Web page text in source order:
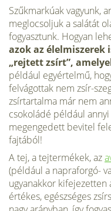
Szűkmarkúak vagyunk,
meglocsoljuk a sa­látát
fogyasztunk. Hogyan
azok az
„rejtett zsírt”,
például egyértelmű,
felvágottak nem zsír-
zsírtartalma már nem
csokoládé például
megengedett bevitel
fajtából!
A tej, a tejtermékek, az
(például a napraforgó-
ugyanakkor
értékes, egészséges